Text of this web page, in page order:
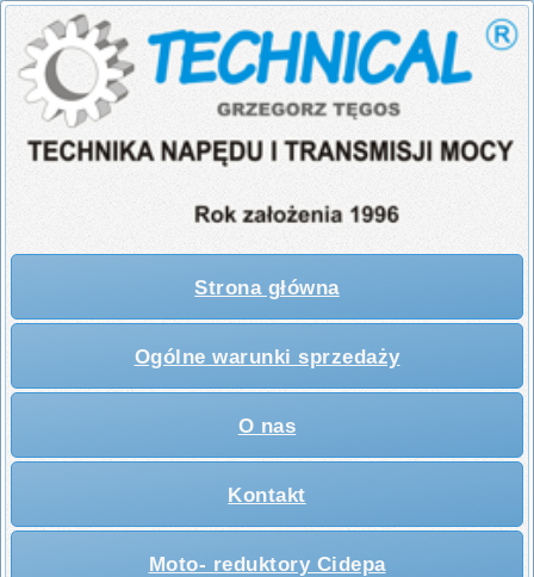
Strona główna
Ogólne warunki sprzedaży
O nas
Kontakt
Moto- reduktory Cidepa